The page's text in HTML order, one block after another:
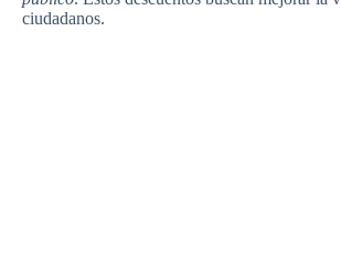
ciudadanos.